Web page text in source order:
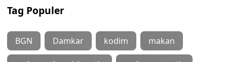
Tag Populer
BGN Damkar kodim makan